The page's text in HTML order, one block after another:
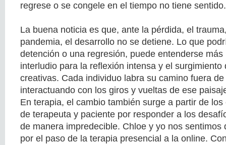
regrese o se congele en el tiempo no tiene sentido.
La buena noticia es que, ante la pérdida, el
pandemia, el desarrollo no se detiene. Lo que
detención o una regresión, puede entenderse más
interludio para la reflexión intensa y el surgimiento
creativas. Cada individuo labra su camino fuera
interactuando con los giros y vueltas de ese
En terapia, el cambio también surge a partir de
de terapeuta y paciente por responder a los
de manera impredecible. Chloe y yo nos sentimos
por el paso de la terapia presencial a la online.